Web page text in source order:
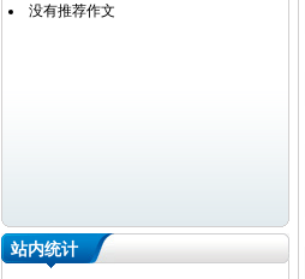
没有推荐作文
站内统计